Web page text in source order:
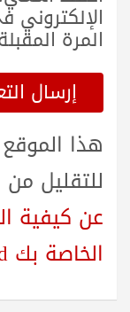
المرة
هذا
للتقليل من
عن كيفية
الخاصة بك processed